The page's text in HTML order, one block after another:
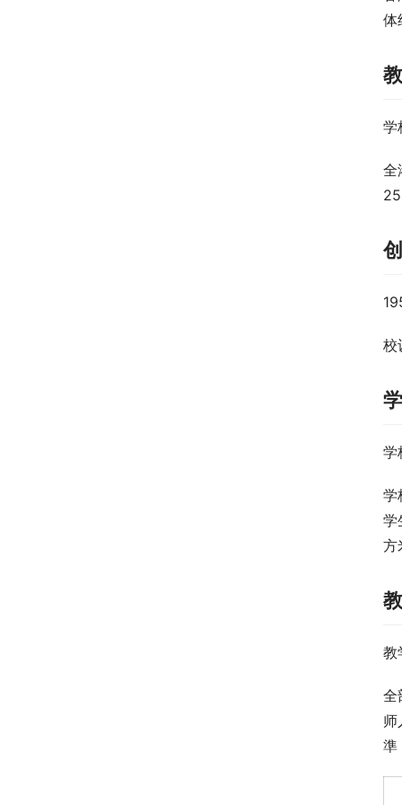
体
学
全
校
学
学
学
方
教
全
师
準